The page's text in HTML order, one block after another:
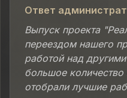
Ответ
Выпуск проекта
переездом нашего
работой над
большое
отобрали лучшие